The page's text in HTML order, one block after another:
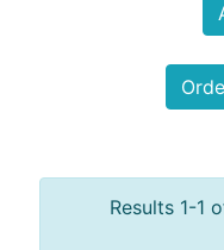
Results 1-1